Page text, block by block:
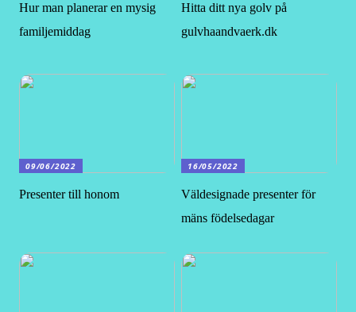
Hur man planerar en mysig
familjemiddag
Hitta ditt nya golv på
gulvhaandvaerk.dk
09/06/2022
Presenter till honom
16/05/2022
Väldesignade presenter för
mäns födelsedagar